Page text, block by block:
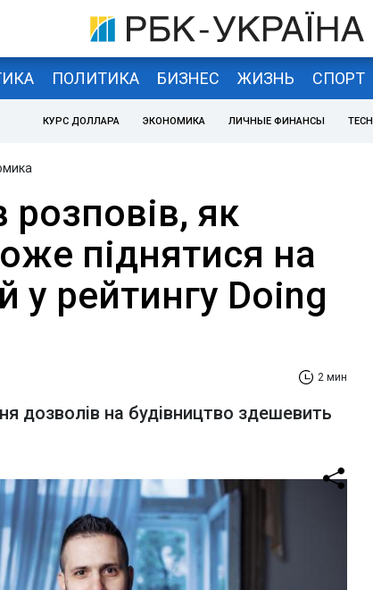
ПОЛИТИКА БИЗНЕС ЖИЗНЬ СПОРТ
КУРС ДОЛЛАРА ЭКОНОМИКА ЛИЧНЫЕ ФИНАНСЫ TECH
як
піднятися на
у рейтингу Doing
2 мин
дозволів на будівництво здешевить